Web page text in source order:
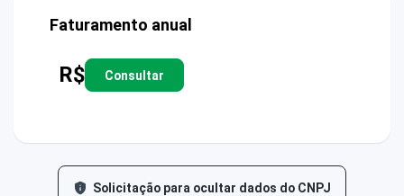
Faturamento anual
R$ Consultar
Solicitação para ocultar dados do CNPJ